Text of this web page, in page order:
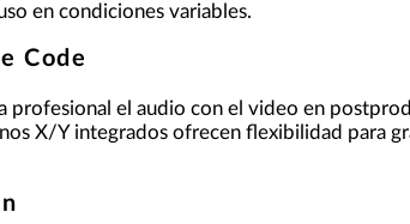
en condiciones variables.
Code
profesional el audio con el video en
X/Y integrados ofrecen flexibilidad para